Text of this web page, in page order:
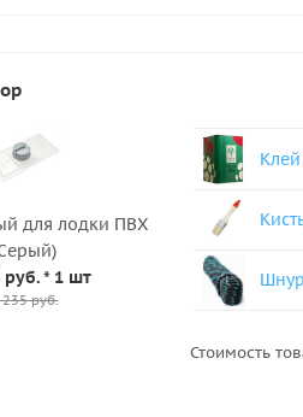
для лодки ПВХ
руб.* 1 шт
руб.
Стоимость